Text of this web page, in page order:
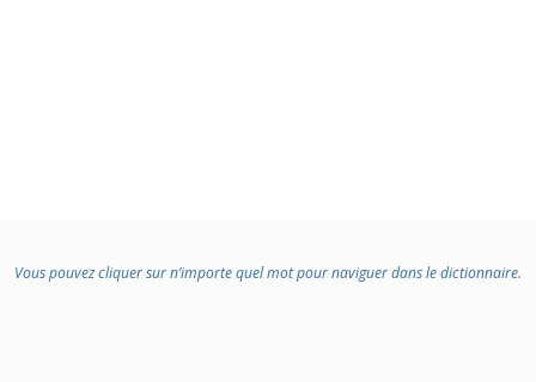
Vous pouvez cliquer sur n’importe quel mot pour naviguer dans le dictionnaire.